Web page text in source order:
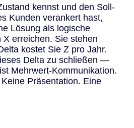
kennst und den Soll-
Kunden verankert hast,
Lösung als logische
X erreichen. Sie stehen
kostet Sie Z pro Jahr.
Delta zu schließen —
Mehrwert-Kommunikation.
Präsentation. Eine